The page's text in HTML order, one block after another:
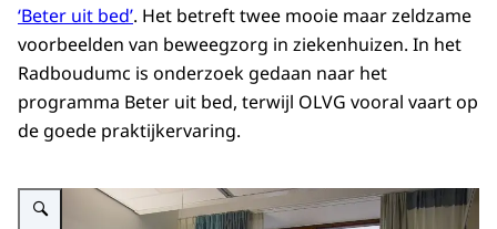
‘Beter uit bed’. Het betreft twee mooie maar zeldzame
voorbeelden van beweegzorg in ziekenhuizen. In het
Radboudumc is onderzoek gedaan naar het
programma Beter uit bed, terwijl OLVG vooral vaart op
de goede praktijkervaring.
Vergroot afbeelding foto van een ziekenhuisbed